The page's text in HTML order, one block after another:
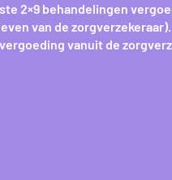
2×9 behandelingen
van de
vanuit de